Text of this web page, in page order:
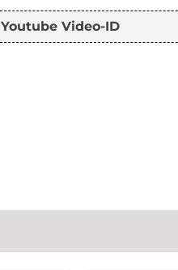
Youtube Video-ID